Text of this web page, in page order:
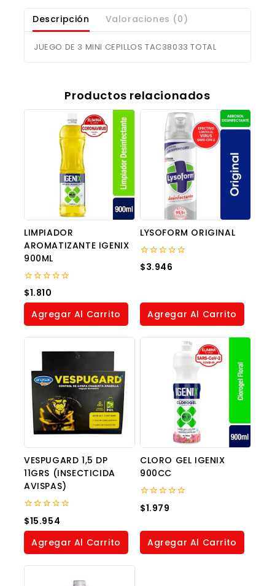
Descripción Valoraciones (0)
JUEGO DE 3 MINI CEPILLOS TAC38033 TOTAL
Productos relacionados
LIMPIADOR
AROMATIZANTE IGENIX
900ML
0
out
of
$1.810
Agregar Al Carrito
LYSOFORM ORIGINAL
0
out
$3.946
Agregar Al Carrito
VESPUGARD 1,5 DP
11GRS (INSECTICIDA
AVISPAS)
0
out
of
$15.954
Agregar Al Carrito
CLORO GEL IGENIX
900CC
0
out
5
$1.979
Agregar Al Carrito